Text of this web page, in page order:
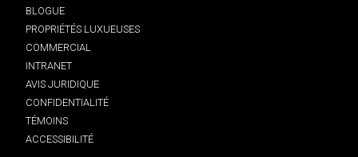
BLOGUE
PROPRIÉTÉS LUXUEUSES
COMMERCIAL
INTRANET
AVIS JURIDIQUE
CONFIDENTIALITÉ
TÉMOINS
ACCESSIBILITÉ